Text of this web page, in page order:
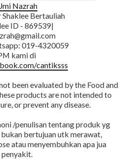
Nazrah
Shaklee Bertauliah
ID - 869539|
019-4320059
kami di
cantiksss
been evaluated by the Food and
products are not intended to
or prevent any disease.
/penulisan tentang produk yg
bertujuan utk merawat,
atau menyembuhkan apa jua
penyakit.